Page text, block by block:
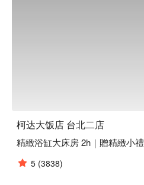
柯达大饭店 台北二店
精緻浴缸大床房 2h｜贈精緻小禮
5 (3838)